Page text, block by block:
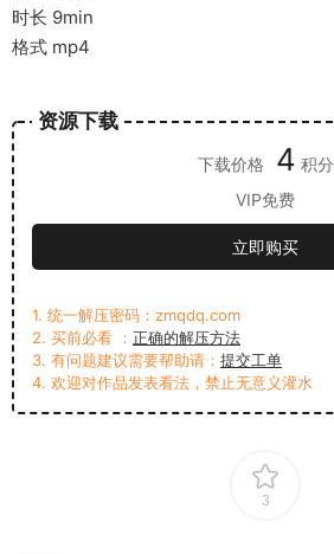
时长 9min
格式 mp4
资源下载
下载价格 4 积分
VIP免费
立即购买
1. 统一解压密码：zmqdq.com
2. 买前必看 ： 正确的解压方法
3. 有问题建议需要帮助请： 提交工单
4. 欢迎对作品发表看法，禁止无意义灌水
3